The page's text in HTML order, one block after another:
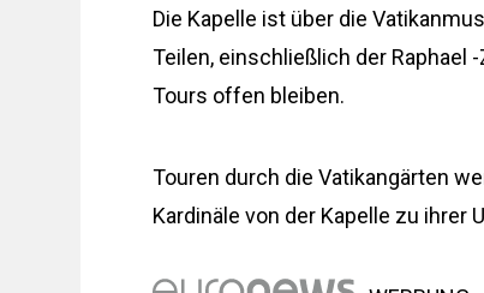
Die Kapelle ist über die
Teilen, einschließlich der Raphael
Tours offen bleiben.
Touren durch die Vatikangärten
Kardinäle von der Kapelle zu ihrer